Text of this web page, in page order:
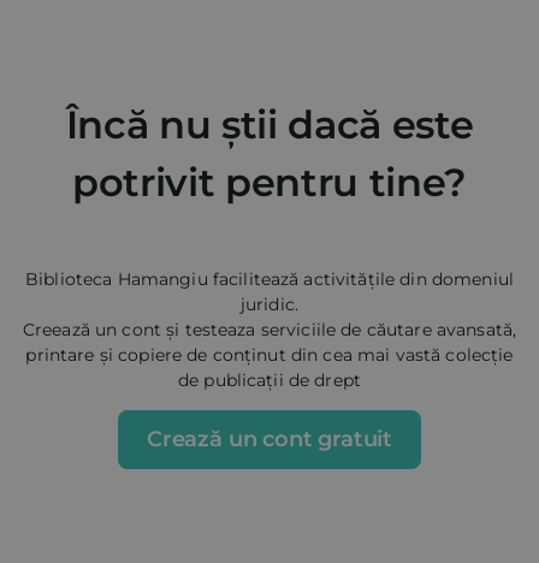
Încă nu știi dacă este
potrivit pentru tine?
Biblioteca Hamangiu facilitează activitățile din domeniul
juridic.
Creează un cont și testeaza serviciile de căutare avansată,
printare și copiere de conținut din cea mai vastă colecție
de publicații de drept
Crează un cont gratuit